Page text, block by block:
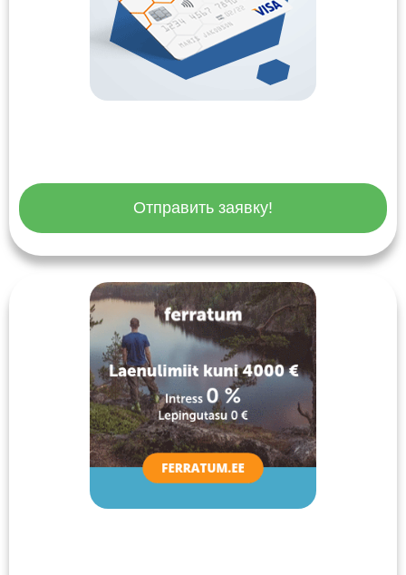
Отправить заявку!